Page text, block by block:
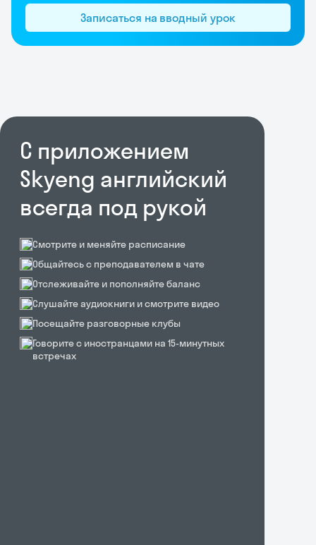
Записаться на вводный урок
С приложением
Skyeng английский
всегда под рукой
Смотрите и меняйте расписание
Общайтесь с преподавателем в чате
Отслеживайте и пополняйте баланс
Слушайте аудиокниги и смотрите видео
Посещайте разговорные клубы
Говорите с иностранцами на 15-минутных
встречах